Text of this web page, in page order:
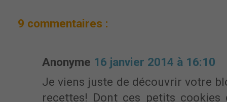
9 commentaires :
Anonyme 16 janvier 2014 à 16:10
Je viens juste de découvrir votre
recettes! Dont ces petits